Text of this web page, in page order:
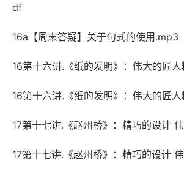
df
16a【周末答疑】关于句式的使用.mp3
16第十六讲.《纸的发明》：伟大的匠
16第十六讲.《纸的发明》：伟大的匠
17第十七讲.《赵州桥》：精巧的设计
17第十七讲.《赵州桥》：精巧的设计